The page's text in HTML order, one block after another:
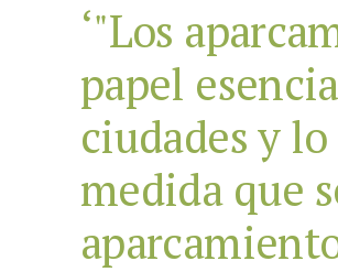
‘"Los
papel
ciudades y
medida que